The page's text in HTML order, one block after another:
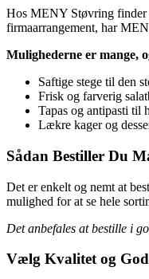
Hos MENY Støvring finder
firmaarrangement, har
Mulighederne er mange,
Saftige stege til den
Frisk og farverig
Tapas og antipasti til
Lækre kager og
Sådan Bestiller Du
Det er enkelt og nemt at
mulighed for at se hele
Det anbefales at bestille i
Vælg Kvalitet og